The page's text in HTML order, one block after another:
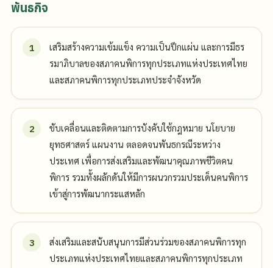
พันธกิจ
เสริมสร้างความเข้มแข็ง ความเป็นปึกแผ่น และการมีธร
รมาภิบาลของสภาคนพิการทุกประเภทแห่งประเทศไทย
และสภาคนพิการทุกประเภทประจำจังหวัด
ขับเคลื่อนและติดตามการบังคับใช้กฎหมาย นโยบาย
ยุทธศาสตร์ แผนงาน ตลอดจนพันธกรณีระหว่าง
ประเทศ เพื่อการส่งเสริมและพัฒนาคุณภาพชีวิตคน
พิการ รวมทั้งผลักดันให้มีการผนวกรวมประเด็นคนพิการ
เข้าสู่การพัฒนากระแสหลัก
ส่งเสริมและสนับสนุนการมีส่วนร่วมของสภาคนพิการทุก
ประเภทแห่งประเทศไทยและสภาคนพิการทุกประเภท